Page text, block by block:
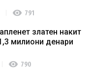
visibility 791
златен накит
милиони денари
visibility 790